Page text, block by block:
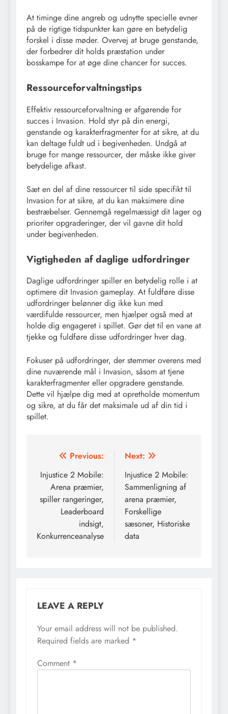
At timinge dine angreb og udnytte specielle evner
på de rigtige tidspunkter kan gøre en betydelig
forskel i disse møder. Overvej at bruge genstande,
der forbedrer dit holds præstation under
bosskampe for at øge dine chancer for succes.
Ressourceforvaltningstips
Effektiv ressourceforvaltning er afgørende for
succes i Invasion. Hold styr på din energi,
genstande og karakterfragmenter for at sikre, at du
kan deltage fuldt ud i begivenheden. Undgå at
bruge for mange ressourcer, der måske ikke giver
betydelige afkast.
Sæt en del af dine ressourcer til side specifikt til
Invasion for at sikre, at du kan maksimere dine
bestræbelser. Gennemgå regelmæssigt dit lager og
prioriter opgraderinger, der vil gavne dit hold
under begivenheden.
Vigtigheden af daglige udfordringer
Daglige udfordringer spiller en betydelig rolle i at
optimere dit Invasion gameplay. At fuldføre disse
udfordringer belønner dig ikke kun med
værdifulde ressourcer, men hjælper også med at
holde dig engageret i spillet. Gør det til en vane at
tjekke og fuldføre disse udfordringer hver dag.
Fokuser på udfordringer, der stemmer overens med
dine nuværende mål i Invasion, såsom at tjene
karakterfragmenter eller opgradere genstande.
Dette vil hjælpe dig med at opretholde momentum
og sikre, at du får det maksimale ud af din tid i
spillet.
Post
navigation
Previous:
Injustice 2 Mobile:
Arena præmier,
spiller rangeringer,
Leaderboard
indsigt,
Konkurrenceanalyse
Next:
Injustice 2 Mobile:
Sammenligning af
arena præmier,
Forskellige
sæsoner, Historiske
data
LEAVE A REPLY
Your email address will not be published.
Required fields are marked *
Comment *